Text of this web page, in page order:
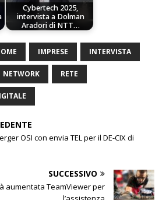
Cybertech 2025,
intervista a Dolman
Aradori di NTT…
IMPRESE INTERVISTA
NETWORK RETE
OSI con envia TEL per il DE-CIX di
SUCCESSIVO
aumentata TeamViewer per